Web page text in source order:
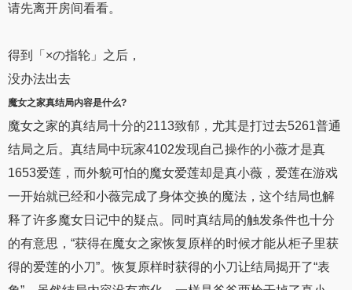
请先离开房间看看。
得到「×の指轮」之后，
没办法出去
魔女之家真结局内容是什么?
魔女之家的真结局十分的2113致郁，尤其是打过去5261普通
结局之后。真结局中玩家4102发现自己操作的小薇才是真
1653爱莲，而外貌可怕的魔女爱莲却是真小薇，爱莲在游戏
一开始就已经和小薇完成了身体交换的魔法，这个结局也解
释了许多魔女日记中的疑点。同时真结局的触发条件也十分
的有意思，“获得在魔女之家恢复原样的时候才能从柜子里获
得的爱莲的小刀”。恢复原样时获得的小刀让结局揭开了“表